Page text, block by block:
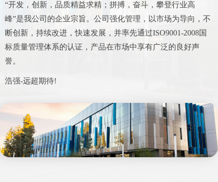
“开发，创新，品质精益求精；拼搏，奋斗，攀登行业高
峰”是我公司的企业宗旨。公司强化管理，以市场为导向，不
断创新，持续改进，快速发展，并率先通过ISO9001-2008国
标质量管理体系的认证，产品在市场中享有广泛的良好声
誉。
浩强-远超期待!